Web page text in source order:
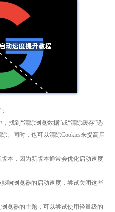
找到“清除浏览数据”或“清除缓存”选
。同时，也可以清除Cookies来提高启
本，因为新版本通常会优化启动速度
响浏览器的启动速度，尝试关闭这些
览器的主题，可以尝试使用轻量级的